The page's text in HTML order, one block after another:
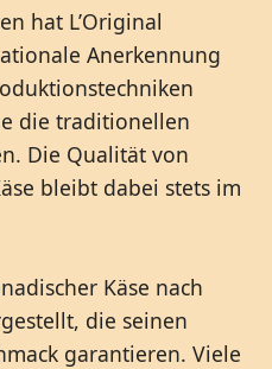
hat L’Original
Anerkennung
die traditionellen
Die Qualität von
bleibt dabei stets im
Käse nach
die seinen
garantieren. Viele